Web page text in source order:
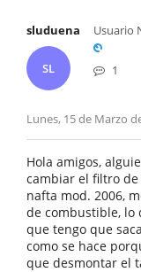
sluduena
SL
Usuario
1
Lunes, 15 de Marzo
Hola amigos,
cambiar el filtro
nafta mod. 2006,
de combustible, lo
que tengo que
como se hace
que desmontar el